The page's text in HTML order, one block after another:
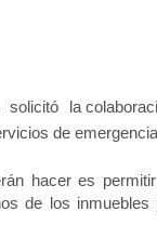
la
de
hacer es
de los